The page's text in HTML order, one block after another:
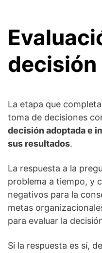
decisión
La etapa que
toma de decisiones
decisión adoptada e
sus resultados.
La respuesta a la
problema a tiempo, y
negativos para la
metas
para evaluar la
Si la respuesta es sí,